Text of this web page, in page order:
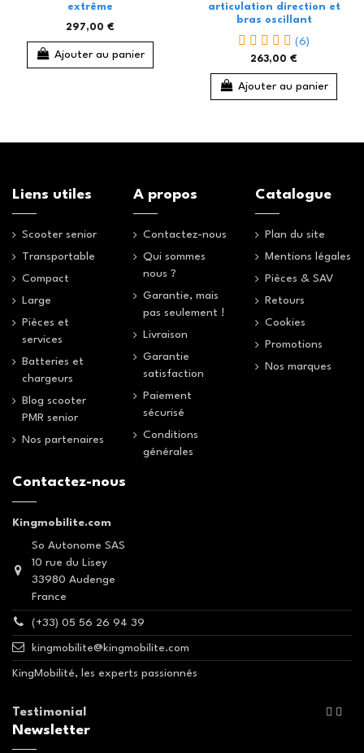
extrême
297,00 €
Ajouter au panier
articulation direction et
bras oscillant
(6)
263,00 €
Ajouter au panier
Liens utiles
Scooter senior
Transportable
Compact
Large
Pièces et
services
Batteries et
chargeurs
Blog scooter
PMR senior
Nos partenaires
A propos
Contactez-nous
Qui sommes
nous ?
Garantie, mais
pas seulement !
Livraison
Garantie
satisfaction
Paiement
sécurisé
Conditions
générales
Catalogue
Plan du site
Mentions légales
Pièces & SAV
Retours
Cookies
Promotions
Nos marques
Contactez-nous
Kingmobilite.com
So Autonome SAS
10 rue du Lisey
33980 Audenge
France
(+33) 05 56 26 94 39
kingmobilite@kingmobilite.com
KingMobilité, les experts passionnés
Testimonial  
Newsletter